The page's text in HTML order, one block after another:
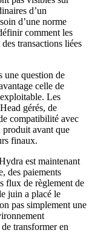
d’un
d’une norme
comment les
transactions liées
une question de
celle de
Les
gérés, de
compatibilité avec
produit avant que
finaux.
est maintenant
des paiements
flux de règlement de
juin a placé le
pas simplement une
transformer en